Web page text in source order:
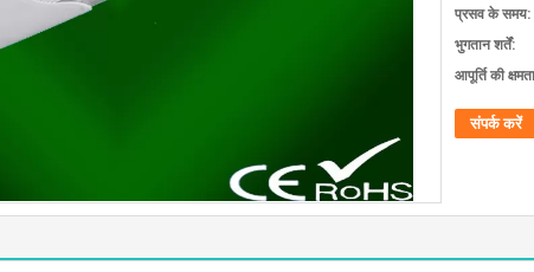
प्रसव के समय:
भुगतान शर्तें:
आपूर्ति की
संपर्क करें